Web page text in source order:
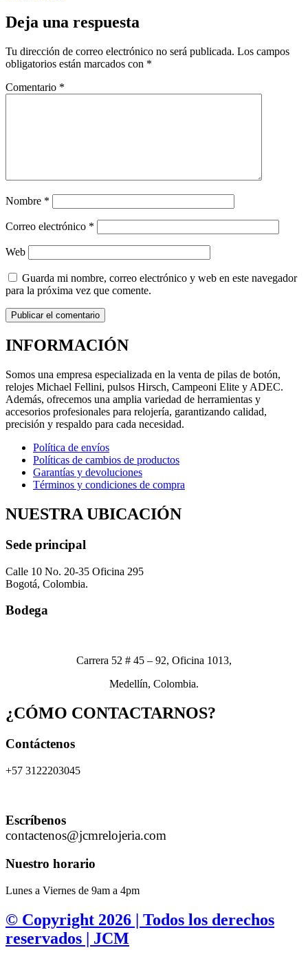
Deja una respuesta
Tu dirección de correo electrónico no será publicada. Los campos
obligatorios están marcados con *
Comentario *
Nombre *
Correo electrónico *
Web
Guarda mi nombre, correo electrónico y web en este navegador
para la próxima vez que comente.
INFORMACIÓN
Somos una empresa especializada en la venta de pilas de botón,
relojes Michael Fellini, pulsos Hirsch, Campeoni Elite y ADEC.
Además, ofrecemos una amplia variedad de herramientas y
accesorios profesionales para relojería, garantizando calidad,
precisión y respaldo para cada necesidad.
Política de envíos
Políticas de cambios de productos
Garantías y devoluciones
Términos y condiciones de compra
NUESTRA UBICACIÓN
Sede principal
Calle 10 No. 20-35 Oficina 295
Bogotá, Colombia.
Bodega
Carrera 52 # 45 – 92, Oficina 1013,
Medellín, Colombia.
¿CÓMO CONTACTARNOS?
Contáctenos
+57 3122203045
Escríbenos
contactenos@jcmrelojeria.com
Nuestro horario
Lunes a Viernes de 9am a 4pm
© Copyright 2026 | Todos los derechos
reservados | JCM